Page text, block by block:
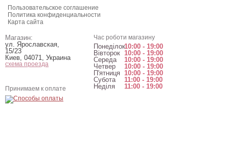
Пользовательское соглашение
Политика конфиденциальности
Карта сайта
Магазин:
ул. Ярославская,
15/23
Киев 04071 Украина
схема проезда
Час роботи магазину
Понеділок10:00 - 19:00
Вівторок 10:00 - 19:00
Середа
10:00 - 19:00
Четвер
10:00 - 19:00
П'ятниця 10:00 - 19:00
Субота
11:00 - 19:00
Неділя
11:00 - 19:00
Принимаем к оплате